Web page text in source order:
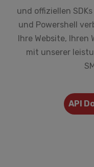
und offiziellen
und Powershell
Ihre Website, Ihren
mit unserer
API